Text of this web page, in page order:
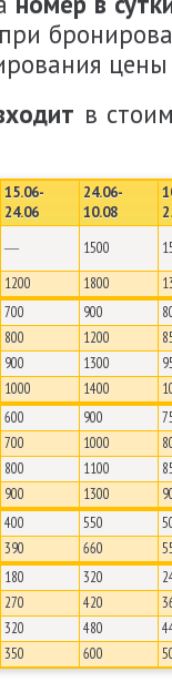
в
15.06-
24.06
24.06-
10.08
― 1500
1200 1800
700 900
800 1200
900 1300
1000 1400
600 900
700 1000
800 1100
900 1300
400 550
390 660
180 320
270 420
320 480
350 600